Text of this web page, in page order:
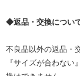
◆返品・交換につい
不良品以外の返品・
『サイズが合わな